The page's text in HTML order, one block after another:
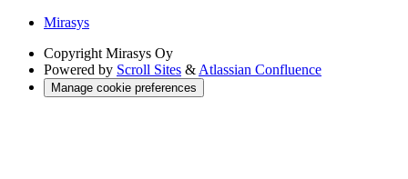
Mirasys
Copyright Mirasys Oy
Powered by Scroll Sites & Atlassian Confluence
Manage cookie preferences